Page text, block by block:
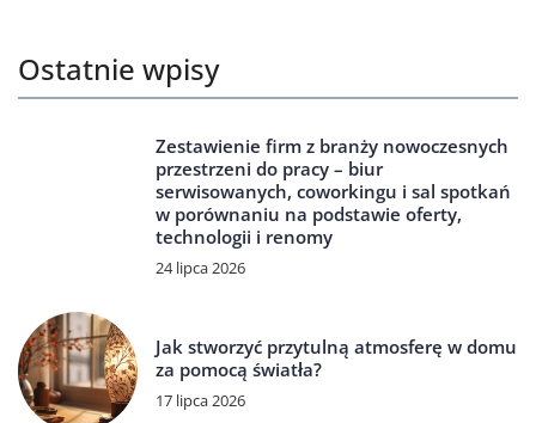
Ostatnie wpisy
Zestawienie firm z branży nowoczesnych
przestrzeni do pracy – biur
serwisowanych, coworkingu i sal spotkań
w porównaniu na podstawie oferty,
technologii i renomy
24 lipca 2026
Jak stworzyć przytulną atmosferę w domu
za pomocą światła?
17 lipca 2026